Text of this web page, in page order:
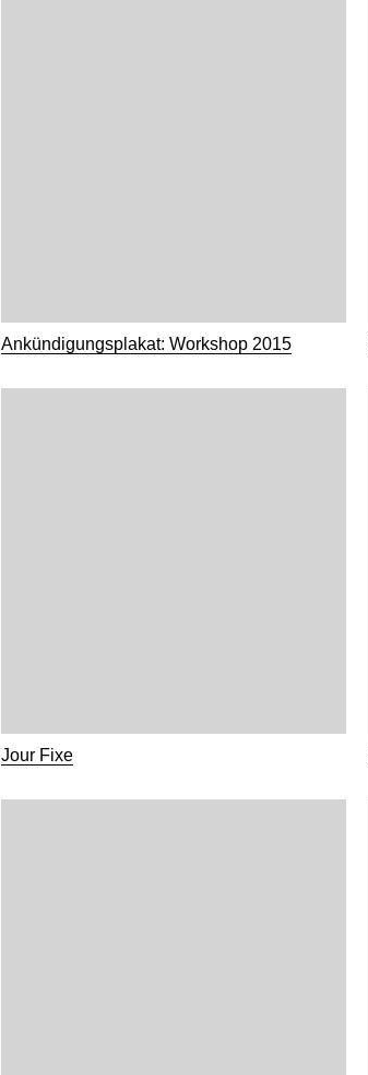
Ankündigungsplakat: Workshop 2015
Jour Fixe